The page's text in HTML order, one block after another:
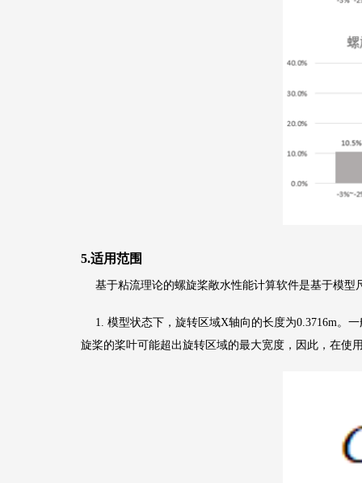
5.适用范围
基于粘流理论的螺旋桨敞水性能计算软件是基于模
1. 模型状态下，旋转区域X轴向的长度为0.3716m。
旋桨的桨叶可能超出旋转区域的最大宽度，因此，在使